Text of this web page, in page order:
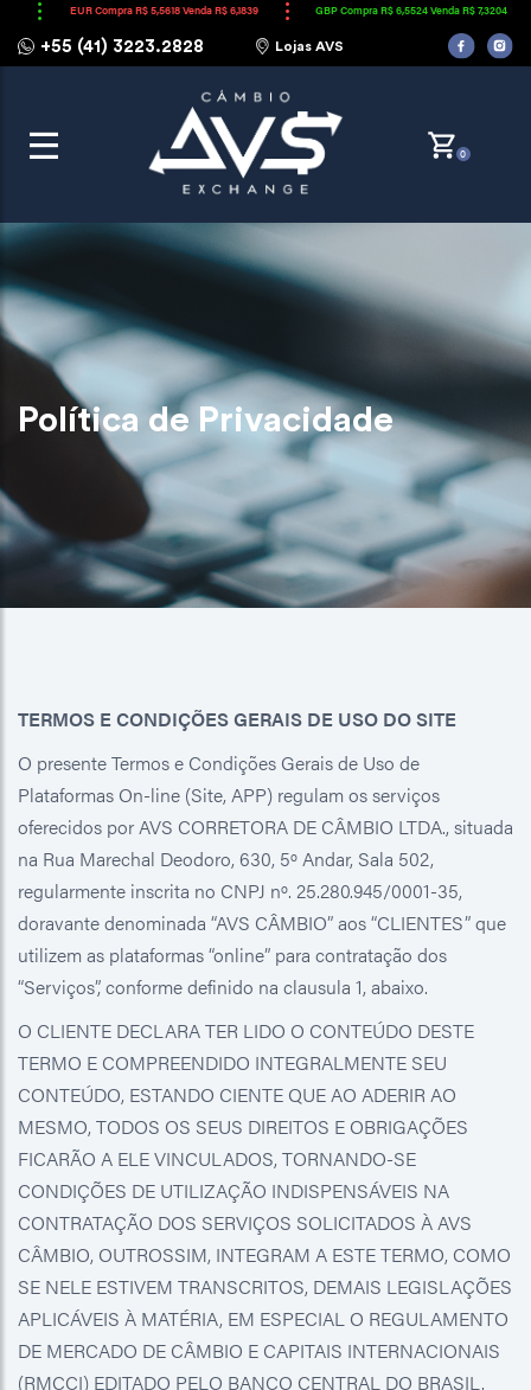
EUR Compra R$ 5,5618 Venda R$ 6,1839 GBP Compra R$ 6,5524 Venda R$ 7,3204 ARS
+55 (41) 3223.2828 Lojas AVS
0
Política de Privacidade
TERMOS E CONDIÇÕES GERAIS DE USO DO SITE
O presente Termos e Condições Gerais de Uso de
Plataformas On-line (Site, APP) regulam os serviços
oferecidos por AVS CORRETORA DE CÂMBIO LTDA., situada
na Rua Marechal Deodoro, 630, 5º Andar, Sala 502,
regularmente inscrita no CNPJ nº. 25.280.945/0001-35,
doravante denominada “AVS CÂMBIO” aos “CLIENTES” que
utilizem as plataformas “online” para contratação dos
“Serviços”, conforme definido na clausula 1, abaixo.
O CLIENTE DECLARA TER LIDO O CONTEÚDO DESTE
TERMO E COMPREENDIDO INTEGRALMENTE SEU
CONTEÚDO, ESTANDO CIENTE QUE AO ADERIR AO
MESMO, TODOS OS SEUS DIREITOS E OBRIGAÇÕES
FICARÃO A ELE VINCULADOS, TORNANDO-SE
CONDIÇÕES DE UTILIZAÇÃO INDISPENSÁVEIS NA
CONTRATAÇÃO DOS SERVIÇOS SOLICITADOS À AVS
CÂMBIO, OUTROSSIM, INTEGRAM A ESTE TERMO, COMO
SE NELE ESTIVEM TRANSCRITOS, DEMAIS LEGISLAÇÕES
APLICÁVEIS À MATÉRIA, EM ESPECIAL O REGULAMENTO
DE MERCADO DE CÂMBIO E CAPITAIS INTERNACIONAIS
(RMCCI) EDITADO PELO BANCO CENTRAL DO BRASIL.